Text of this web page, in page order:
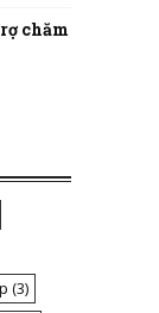
chăm
(3)